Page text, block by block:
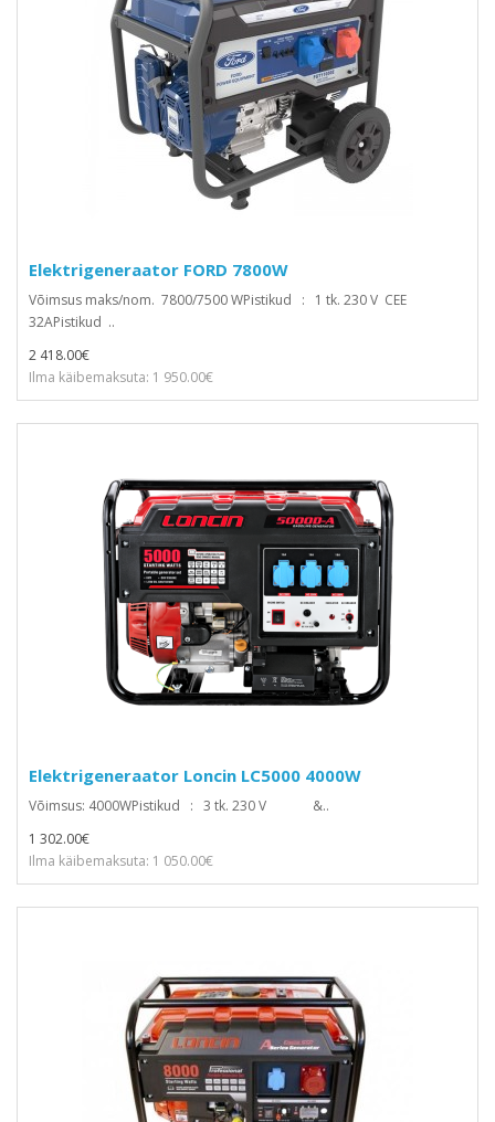
Elektrigeneraator FORD 7800W
Võimsus maks/nom. 7800/7500 WPistikud : 1 tk. 230 V CEE
32APistikud ..
2 418.00€
Ilma käibemaksuta: 1 950.00€
Elektrigeneraator Loncin LC5000 4000W
Võimsus: 4000WPistikud : 3 tk. 230 V &..
1 302.00€
Ilma käibemaksuta: 1 050.00€